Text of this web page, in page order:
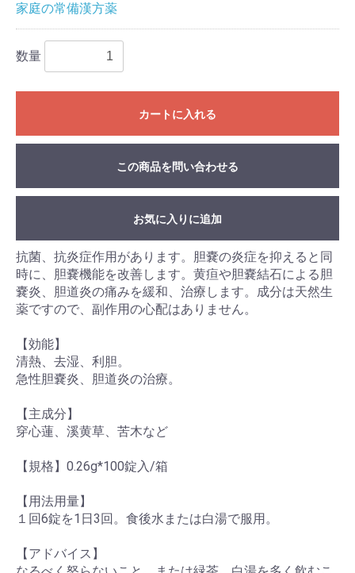
家庭の常備漢方薬
数量
カートに入れる
この商品を問い合わせる
お気に入りに追加
抗菌、抗炎症作用があります。胆嚢の炎症を抑えると同
時に、胆嚢機能を改善します。黄疸や胆嚢結石による胆
嚢炎、胆道炎の痛みを緩和、治療します。成分は天然生
薬ですので、副作用の心配はありません。
【効能】
清熱、去湿、利胆。
急性胆嚢炎、胆道炎の治療。
【主成分】
穿心蓮、溪黄草、苦木など
【規格】0.26g*100錠入/箱
【用法用量】
１回6錠を1日3回。食後水または白湯で服用。
【アドバイス】